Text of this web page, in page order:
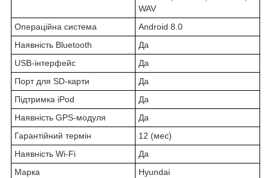
WAV
Операційна система
Android 8.0
Наявність Bluetooth
Да
USB-інтерфейс
Да
Порт для SD-карти
Да
Підтримка iPod
Да
Наявність GPS-модуля
Да
Гарантійний термін
12 (мес)
Наявність Wi-Fi
Да
Марка
Hyundai